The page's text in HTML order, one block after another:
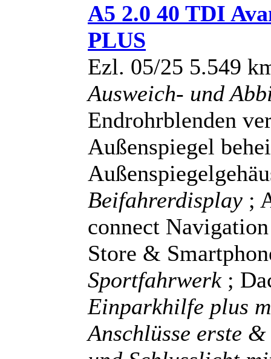
A5 2.0 40 TDI
PLUS
Ezl. 05/25 5.549
Ausweich- und
Endrohrblenden
Außenspiegel
Beifahrerdisplay ;
connect
Store &
Sportfahrwerk ;
Einparkhilfe plus
Anschlüsse erste